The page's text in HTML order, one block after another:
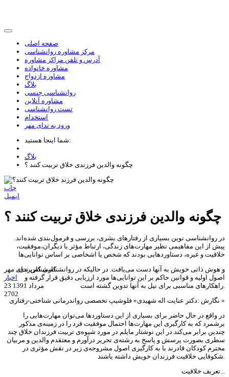
صفحه اصلی
مرکز مشاوره روانشناسی
آدرس و تلفن مراکز مشاوره
مشاوره خانواده
مشاوره ازدواج
بلاگ
روانشناسی جنسی
مشاوره آنلاین
تست روانشناسی
استخدام
ورود به ندای مهر
شما اینجا هستید:
بلاگ
چگونه والدین فرزندی خلاق تربیت کنند ؟
چاپ
ایمیل
چگونه والدین فرزندی خلاق تربیت کنند ؟
در روانشناسی نوین بسیاری از رفتارهای بشری، بررسی و فرمول‌بندی شده‌اند.
پیش از این مفاهیمی نظیر مهارت‌های زندگی، ارتباط مؤثر با دیگران،موفقیت،
خلاقیت و غیره، دستاوردهایی بودند که شخص یا اشخاصی بر اساس توانایی‌ها
کارشناس ندای مهر
اخبار
23 مرداد 1391
2702
و هوش ذاتی خویش به آنها دست می‌یافت. در حالیکه در روانشناسی کاربردی،
اصول اولیه و قوانین حاکم بر این توانایی‌ها مورد ارزیابی دقیق قرار گرفته و
نگارش :دکتر عنایت اله شهیدی« فلوشیپ تخصصی رواندرمانی شناختی-رفتاری »
در واقع در حال حاضر برای بسیاری از این دستاوردها می‌توان مهارت‌هایی را
برشمرد که به کارگیری این مهارت‌ها احتمال موفقیت فرد را در زمینه‌ی مذکور
چندین برابر می‌کند.در این نوشتار مایلم در مورد شیوه‌ی تربیت فرزندان خلاق چند
سطری بصورت پرسش و پاسخ به رشته‌ی تحریر درآورم و معتقدم والدین و مربیان
محترم کودکان قادرند با به کارگیری اصول مشروحه‌ی زیر در نقش مؤثری در